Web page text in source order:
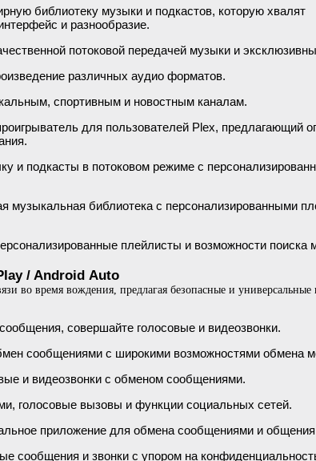
библиотеку музыки и подкастов, которую хвалят
и разнообразие.
потоковой передачей музыки и
различных аудио форматов.
спортивным и новостным каналам.
для пользователей Plex, предлагающий
и подкасты в потоковом режиме с
музыкальная библиотека с персонализированными
плейлисты и возможности поиска
/ Android Auto
во время вождения, предлагая безопасные и
совершайте голосовые и видеозвонки.
сообщениями с широкими возможностями обмена
и видеозвонки с обменом сообщениями.
голосовые вызовы и функции социальных сетей.
приложение для обмена сообщениями и
сообщения и звонки с упором на